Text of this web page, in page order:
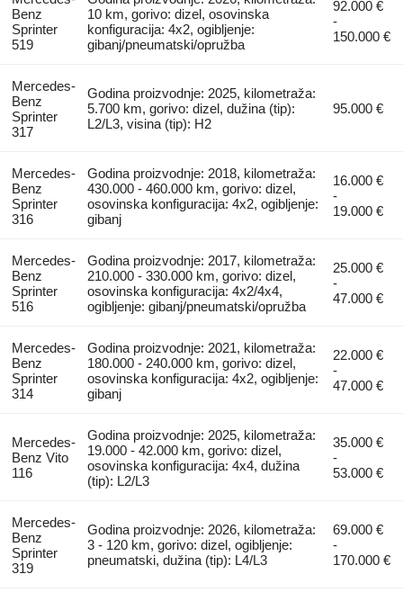
Benz
Sprinter
519
10 km, gorivo: dizel, osovinska
konfiguracija: 4x2, ogibljenje:
gibanj/pneumatski/opružba
92.000 €
-
150.000 €
Mercedes-
Benz
Sprinter
317
Godina proizvodnje: 2025, kilometraža:
5.700 km, gorivo: dizel, dužina (tip):
L2/L3, visina (tip): H2
95.000 €
Mercedes-
Benz
Sprinter
316
Godina proizvodnje: 2018, kilometraža:
430.000 - 460.000 km, gorivo: dizel,
osovinska konfiguracija: 4x2, ogibljenje:
gibanj
16.000 €
-
19.000 €
Mercedes-
Benz
Sprinter
516
Godina proizvodnje: 2017, kilometraža:
210.000 - 330.000 km, gorivo: dizel,
osovinska konfiguracija: 4x2/4x4,
ogibljenje: gibanj/pneumatski/opružba
25.000 €
-
47.000 €
Mercedes-
Benz
Sprinter
314
Godina proizvodnje: 2021, kilometraža:
180.000 - 240.000 km, gorivo: dizel,
osovinska konfiguracija: 4x2, ogibljenje:
gibanj
22.000 €
-
47.000 €
Mercedes-
Benz Vito
116
Godina proizvodnje: 2025, kilometraža:
19.000 - 42.000 km, gorivo: dizel,
osovinska konfiguracija: 4x4, dužina
(tip): L2/L3
35.000 €
-
53.000 €
Mercedes-
Benz
Sprinter
319
Godina proizvodnje: 2026, kilometraža:
3 - 120 km, gorivo: dizel, ogibljenje:
pneumatski, dužina (tip): L4/L3
69.000 €
-
170.000 €